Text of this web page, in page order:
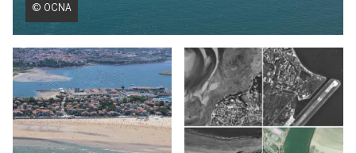
© OCNA